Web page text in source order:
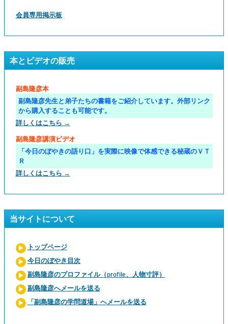
会員専用掲示板
本とビデオの販売
副島隆彦本
副島隆彦先生と弟子たちの書籍をご紹介しています。外部リンク
から購入することも可能です。
詳しくはこちら →
副島隆彦講演ビデオ
「今日のぼやきの語り口」を実際に映像で体感できる秘蔵のＶＴ
Ｒ
詳しくはこちら →
当サイトについて
トップページ
今日のぼやき目次
副島隆彦のプロファイル（profile、人物寸評）
副島隆彦へメールを送る
「副島隆彦の学問道場」へメールを送る